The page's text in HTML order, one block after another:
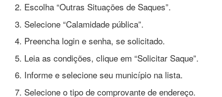
Escolha “Outras Situações de Saques”.
Selecione “Calamidade pública”.
Preencha login e senha, se solicitado.
Leia as condições, clique em “Solicitar Saque”.
Informe e selecione seu município na lista.
Selecione o tipo de comprovante de endereço.